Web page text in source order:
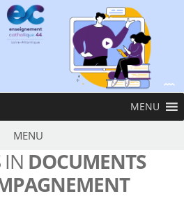
MENU
MENU
IN DOCUMENTS